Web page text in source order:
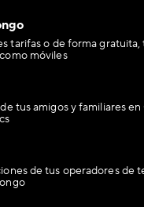
tarifas o de forma gratuita,
móviles
tus amigos y familiares
de tus operadores de